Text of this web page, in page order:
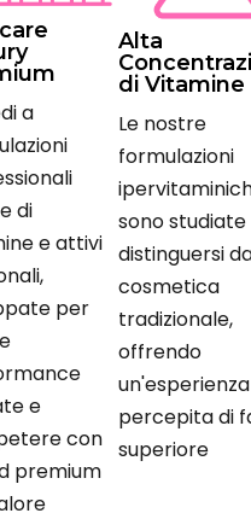
a
di
e attivi
per
e
con
premium
Alta
di Vitamine
Le nostre
formulazioni
sono
distinguersi
cosmetica
tradizionale,
offrendo
un'esperienza
percepita di
superiore